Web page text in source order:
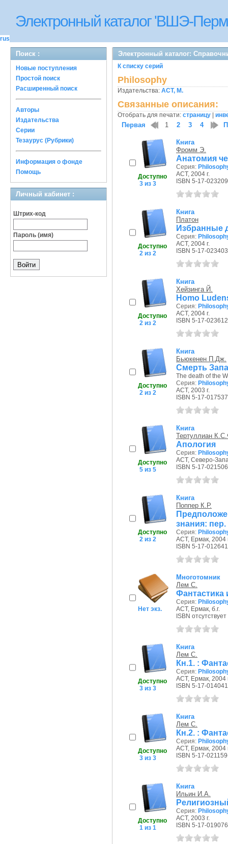
Электронный каталог 'ВШЭ-
rus
Поиск :
Новые поступления
Простой поиск
Расширенный поиск
Авторы
Издательства
Серии
Тезаурус (Рубрики)
Информация о фонде
Помощь
Личный кабинет :
Штрих-код
Пароль (имя)
Электронный каталог:
К списку серий
Philosophy
Издательства: АСТ, М.
Связанные описания:
Отобрать для печати: страницу
Первая 1 2 3 4
Доступно
3 из 3
Книга
Фромм Э.
Анатомия
Серия:
АСТ, 2004 г.
ISBN 5-17-
Доступно
2 из 2
Книга
Платон
Избранные
Серия:
АСТ, 2004 г.
ISBN 5-17-
Доступно
2 из 2
Книга
Хейзинга Й.
Homo
Серия:
АСТ, 2004 г.
ISBN 5-17-
Доступно
2 из 2
Книга
Бьюкенен П.Дж.
Смерть
The death of the
Серия:
АСТ, 2003 г.
ISBN 5-17-
Доступно
5 из 5
Книга
Тертуллиан
Апология
Серия:
АСТ, Северо-
ISBN 5-17-
Доступно
2 из 2
Книга
Поппер К.Р.
знания: пер.
Серия:
АСТ, Ермак, 2004
ISBN 5-17-
Нет экз.
Многотомник
Лем С.
Фантастика
Серия:
АСТ, Ермак, б.г.
ISBN отсутствует
Доступно
3 из 3
Книга
Лем С.
Кн.1. :
Серия:
АСТ, Ермак, 2004
ISBN 5-17-
Доступно
3 из 3
Книга
Лем С.
Кн.2. :
Серия:
АСТ, Ермак, 2004
ISBN 5-17-
Доступно
1 из 1
Книга
Ильин И.А.
Серия:
АСТ, 2003 г.
ISBN 5-17-